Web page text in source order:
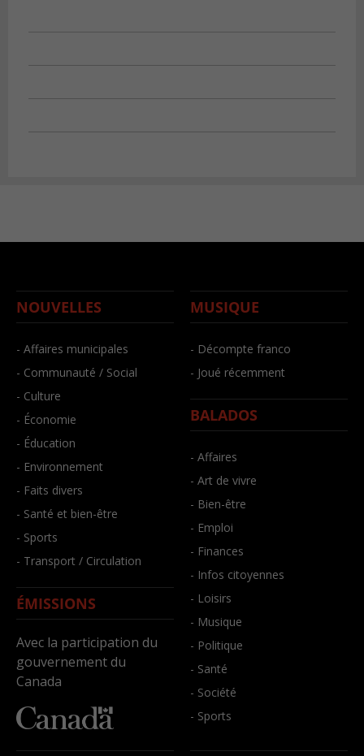
NOUVELLES
- Affaires municipales
- Communauté / Social
- Culture
- Économie
- Éducation
- Environnement
- Faits divers
- Santé et bien-être
- Sports
- Transport / Circulation
ÉMISSIONS
Avec la participation du
gouvernement du
Canada
MUSIQUE
- Décompte franco
- Joué récemment
BALADOS
- Affaires
- Art de vivre
- Bien-être
- Emploi
- Finances
- Infos citoyennes
- Loisirs
- Musique
- Politique
- Santé
- Société
- Sports